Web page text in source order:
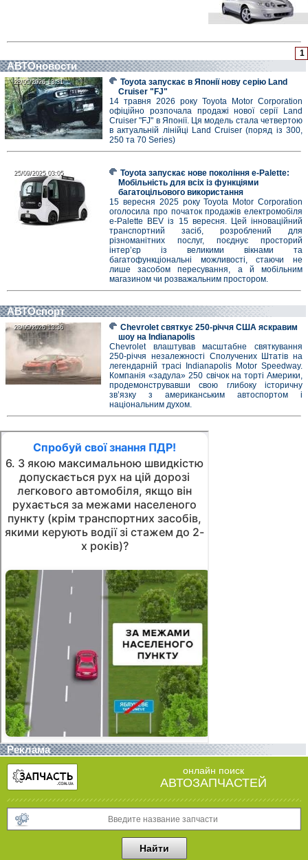
1
АВТОновости
28/05/2026 13:31
28/05/2026 13:31
Toyota запускає в Японії нову серію Land
Cruiser "FJ"
14 травня 2026 року Toyota Motor Corporation
офіційно розпочала продажі нової серії Land
Cruiser "FJ" в Японії. Ця модель стала четвертою
в актуальній лінійці Land Cruiser (поряд із 300,
250 та 70 Series)
25/09/2025 03:05
25/09/2025 03:05
Toyota запускає нове покоління e-Palette:
Мобільність для всіх із функціями
багатоцільового використання
15 вересня 2025 року Toyota Motor Corporation
оголосила про початок продажів електромобіля
e-Palette BEV із 15 вересня. Цей інноваційний
транспортний засіб, розроблений для
різноманітних послуг, поєднує просторий
інтер’єр із великими вікнами та
багатофункціональні можливості, стаючи не
лише засобом пересування, а й мобільним
магазином чи розважальним простором.
АВТОспорт
28/05/2026 13:36
28/05/2026 13:36
Chevrolet святкує 250-річчя США яскравим
шоу на Indianapolis
Chevrolet влаштував масштабне святкування
250-річчя незалежності Сполучених Штатів на
легендарній трасі Indianapolis Motor Speedway.
Компанія «задула» 250 свічок на торті Америки,
продемонструвавши свою глибоку історичну
зв’язку з американським автоспортом і
національним духом.
Реклама
онлайн поиск
АВТОЗАПЧАСТЕЙ